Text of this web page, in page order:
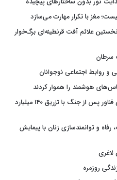
مغز با تکرار مهارت می‌سازد
علائم آفت قرنطینه‌ای برگ‌خوار
سرطان
روابط اجتماعی نوجوانان
هوشمند را هموار کردند
مهار موج تعدیل نیروی شرکت‌های فناور پس از جنگ با تزریق ۱۴۰ میلیارد
و توانمندسازی زنان با پیمایش
لاغری
روزمره